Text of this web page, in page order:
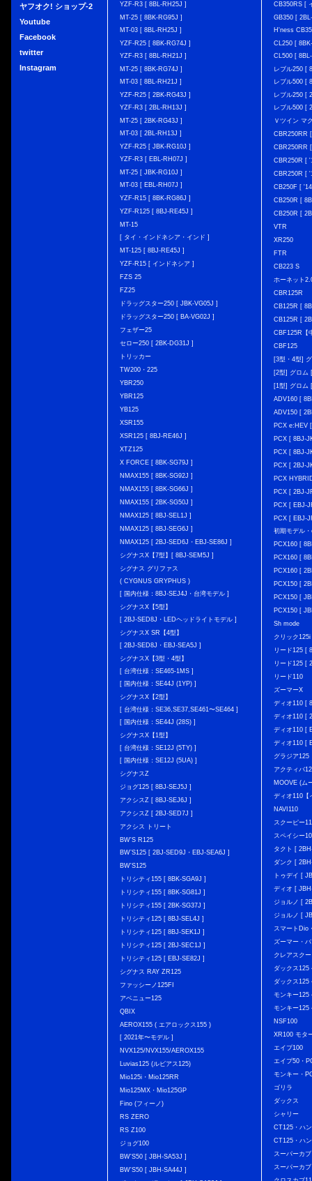
ヤフオク! ショップ-2
Youtube
Facebook
twitter
Instagram
YZF-R3 [ 8BL-RH25J ]
MT-25 [ 8BK-RG95J ]
MT-03 [ 8BL-RH25J ]
YZF-R25 [ 8BK-RG74J ]
YZF-R3 [ 8BL-RH21J ]
MT-25 [ 8BK-RG74J ]
MT-03 [ 8BL-RH21J ]
YZF-R25 [ 2BK-RG43J ]
YZF-R3 [ 2BL-RH13J ]
MT-25 [ 2BK-RG43J ]
MT-03 [ 2BL-RH13J ]
YZF-R25 [ JBK-RG10J ]
YZF-R3 [ EBL-RH07J ]
MT-25 [ JBK-RG10J ]
MT-03 [ EBL-RH07J ]
YZF-R15 [ 8BK-RG86J ]
YZF-R125 [ 8BJ-RE45J ]
MT-15
[ タイ・インドネシア・インド ]
MT-125 [ 8BJ-RE45J ]
YZF-R15 [ インドネシア ]
FZS 25
FZ25
ドラッグスター250 [ JBK-VG05J ]
ドラッグスター250 [ BA-VG02J ]
フェザー25
セロー250 [ 2BK-DG31J ]
トリッカー
TW200・225
YBR250
YBR125
YB125
XSR155
XSR125 [ 8BJ-RE46J ]
XTZ125
X FORCE [ 8BK-SG79J ]
NMAX155 [ 8BK-SG92J ]
NMAX155 [ 8BK-SG66J ]
NMAX155 [ 2BK-SG50J ]
NMAX125 [ 8BJ-SEL1J ]
NMAX125 [ 8BJ-SEG6J ]
NMAX125 [ 2BJ-SED6J・EBJ-SE86J ]
シグナスX【7型】[ 8BJ-SEM5J ]
シグナス グリファス
( CYGNUS GRYPHUS )
[ 国内仕様：8BJ-SEJ4J・台湾モデル ]
シグナスX【5型】
[ 2BJ-SED8J・LEDヘッドライトモデル ]
シグナスX SR【4型】
[ 2BJ-SED8J・EBJ-SEA5J ]
シグナスX【3型・4型】
[ 台湾仕様：SE465-1MS ]
[ 国内仕様：SE44J (1YP) ]
シグナスX【2型】
[ 台湾仕様：SE36,SE37,SE461〜SE464 ]
[ 国内仕様：SE44J (28S) ]
シグナスX【1型】
[ 台湾仕様：SE12J (5TY) ]
[ 国内仕様：SE12J (5UA) ]
シグナスZ
ジョグ125 [ 8BJ-SEJ5J ]
アクシスZ [ 8BJ-SEJ6J ]
アクシスZ [ 2BJ-SED7J ]
アクシス トリート
BW'S R125
BW’S125 [ 2BJ-SED9J・EBJ-SEA6J ]
BW'S125
トリシティ155 [ 8BK-SGA9J ]
トリシティ155 [ 8BK-SG81J ]
トリシティ155 [ 2BK-SG37J ]
トリシティ125 [ 8BJ-SEL4J ]
トリシティ125 [ 8BJ-SEK1J ]
トリシティ125 [ 2BJ-SEC1J ]
トリシティ125 [ EBJ-SE82J ]
シグナス RAY ZR125
ファッシーノ125FI
アベニュー125
QBIX
AEROX155 ( エアロックス155 )
[ 2021年〜モデル ]
NVX125/NVX155/AEROX155
Luvias125 (ルビアス125)
Mio125i・Mio125RR
Mio125MX・Mio125GP
Fino (フィーノ)
RS ZERO
RS Z100
ジョグ100
BW'S50 [ JBH-SA53J ]
BW'S50 [ JBH-SA44J ]
CB350RS [
GB350 [
H'ness
CL250 [
CL500 [
レブル250 [
レブル500 [
レブル250 [
レブル500 [
Ｖツイン マ
CBR250RR
CBR250RR
CBR250R [
CBR250R [
CB250F [
CB250R [
CB250R [
VTR
XR250
FTR
CB223 S
ホーネット
CBR125R
CB125R [
CB125R [
CBF125R【
CBF125
[3型・4型]
[2型] グロム
[1型] グロム
ADV160 [
ADV150 [
PCX e:HEV
PCX [ 8BJ-
PCX [ 8BJ-
PCX [ 2BJ-
PCX
PCX [ 2BJ-
PCX [ EBJ-
PCX [ EBJ-
初期モデル
PCX160 [
PCX160 [
PCX160 [
PCX150 [
PCX150 [
PCX150 [
Sh mode
クリック
リード125 [
リード125 [
リード110
ズーマーX
ディオ110 [
ディオ110 [
ディオ110 [
ディオ110 [
グラジア125
アクティバ
MOOVE (ム
ディオ110【
NAVI110
スクーピー
スペイシー
タクト [
ダンク [
トゥデイ [
ディオ [
ジョルノ [
ジョルノ [
スマートDio
ズーマー・
クレアスク
ダックス
ダックス
モンキー
モンキー125
NSF100
XR100 モタ
エイプ100
エイプ50・
モンキー・
ゴリラ
ダックス
シャリー
CT125・ハ
CT125・ハ
スーパーカ
スーパーカ